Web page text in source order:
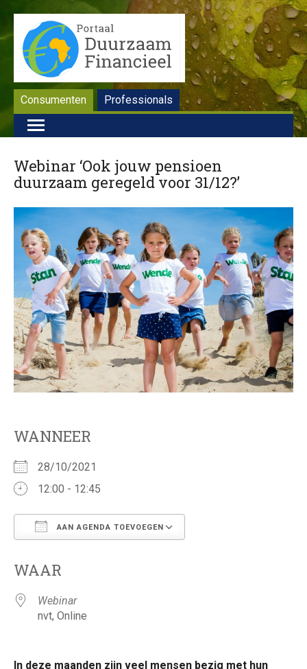
Consumenten Professionals
Webinar ‘Ook jouw pensioen
duurzaam geregeld voor 31/12?’
WANNEER
28/10/2021
12:00 - 12:45
AAN AGENDA TOEVOEGEN
WAAR
Webinar
nvt, Online
In deze maanden zijn veel mensen bezig met hun